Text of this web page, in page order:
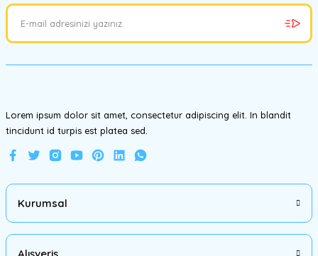
Ürün bilgilerinde hatalar bulunuyor.
Lorem ipsum dolor sit amet, consectetur adipiscing elit. In blandit
tincidunt id turpis est platea sed.
Kurumsal